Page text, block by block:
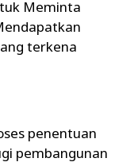
Meminta
terkena
penentuan
pembangunan